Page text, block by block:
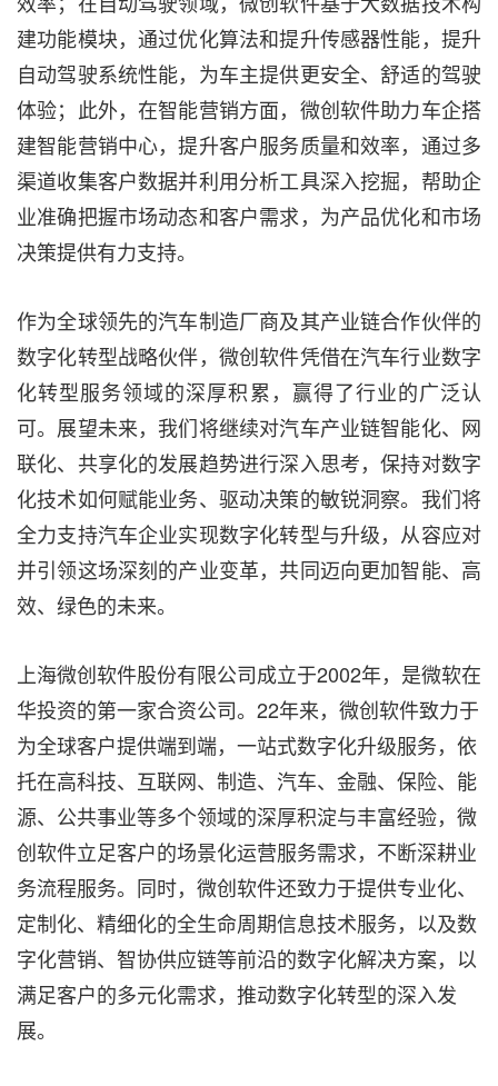
建功能模块，通过优化算法和提升传感器性能，提升
自动驾驶系统性能，为车主提供更安全、舒适的驾驶
体验；此外，在智能营销方面，微创软件助力车企搭
建智能营销中心，提升客户服务质量和效率，通过多
渠道收集客户数据并利用分析工具深入挖掘，帮助企
业准确把握市场动态和客户需求，为产品优化和市场
决策提供有力支持。
作为全球领先的汽车制造厂商及其产业链合作伙伴的
数字化转型战略伙伴，微创软件凭借在汽车行业数字
化转型服务领域的深厚积累，赢得了行业的广泛认
可。展望未来，我们将继续对汽车产业链智能化、网
联化、共享化的发展趋势进行深入思考，保持对数字
化技术如何赋能业务、驱动决策的敏锐洞察。我们将
全力支持汽车企业实现数字化转型与升级，从容应对
并引领这场深刻的产业变革，共同迈向更加智能、高
效、绿色的未来。
上海微创软件股份有限公司成立于2002年，是微软在
华投资的第一家合资公司。 22年来，微创软件致力于
为全球客户提供端到端，一站式数字化升级服务，依
托在高科技、互联网、制造、汽车、金融、保险、能
源、公共事业等多个领域的深厚积淀与丰富经验，微
创软件立足客户的场景化运营服务需求，不断深耕业
务流程服务。同时，微创软件还致力于提供专业化、
定制化、精细化的全生命周期信息技术服务，以及数
字化营销、智协供应链等前沿的数字化解决方案，以
满足客户的多元化需求，推动数字化转型的深入发
展。